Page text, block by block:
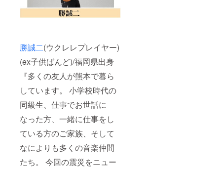
勝誠二(ウクレレプレイヤー)
(ex子供ばんど)/福岡県出身
『多くの友人が熊本で暮ら
しています。 小学校時代の
同級生、仕事でお世話に
なった方、一緒に仕事をし
ている方のご家族、そして
なによりも多くの音楽仲間
たち。 今回の震災をニュー